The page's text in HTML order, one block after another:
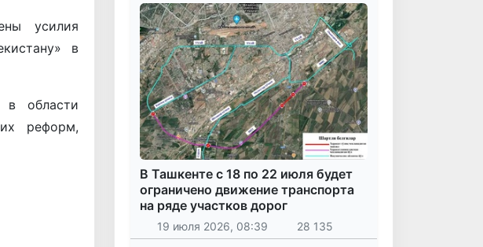
усилия
в
в области
реформ,
В Ташкенте с 18 по 22 июля будет
ограничено движение транспорта
на ряде участков дорог
19 июля 2026, 08:39 28 135